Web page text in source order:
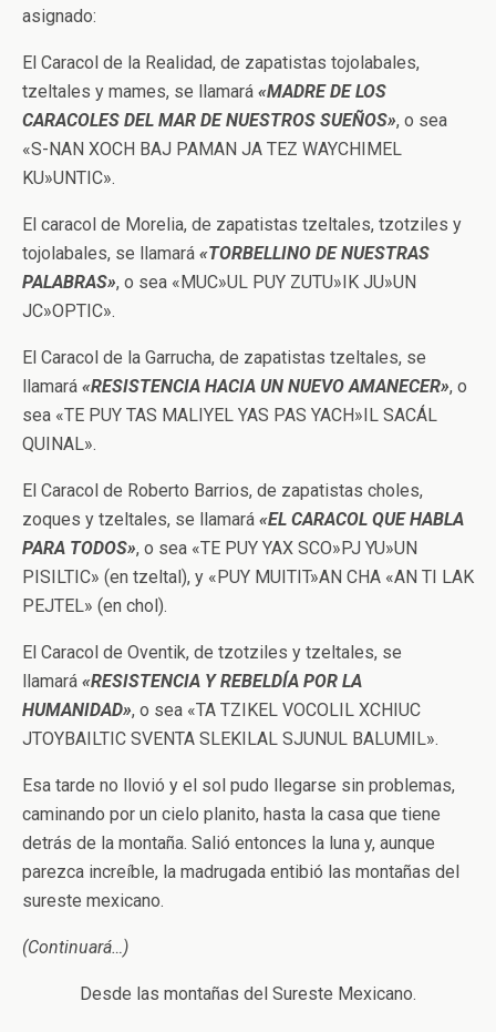
asignado:
El Caracol de la Realidad, de zapatistas tojolabales,
tzeltales y mames, se llamará «MADRE DE LOS
CARACOLES DEL MAR DE NUESTROS SUEÑOS», o sea
«S-NAN XOCH BAJ PAMAN JA TEZ WAYCHIMEL
KU»UNTIC».
El caracol de Morelia, de zapatistas tzeltales, tzotziles y
tojolabales, se llamará «TORBELLINO DE NUESTRAS
PALABRAS», o sea «MUC»UL PUY ZUTU»IK JU»UN
JC»OPTIC».
El Caracol de la Garrucha, de zapatistas tzeltales, se
llamará «RESISTENCIA HACIA UN NUEVO AMANECER», o
sea «TE PUY TAS MALIYEL YAS PAS YACH»IL SACÁL
QUINAL».
El Caracol de Roberto Barrios, de zapatistas choles,
zoques y tzeltales, se llamará «EL CARACOL QUE HABLA
PARA TODOS», o sea «TE PUY YAX SCO»PJ YU»UN
PISILTIC» (en tzeltal), y «PUY MUITIT»AN CHA «AN TI LAK
PEJTEL» (en chol).
El Caracol de Oventik, de tzotziles y tzeltales, se
llamará «RESISTENCIA Y REBELDÍA POR LA
HUMANIDAD», o sea «TA TZIKEL VOCOLIL XCHIUC
JTOYBAILTIC SVENTA SLEKILAL SJUNUL BALUMIL».
Esa tarde no llovió y el sol pudo llegarse sin problemas,
caminando por un cielo planito, hasta la casa que tiene
detrás de la montaña. Salió entonces la luna y, aunque
parezca increíble, la madrugada entibió las montañas del
sureste mexicano.
(Continuará…)
Desde las montañas del Sureste Mexicano.